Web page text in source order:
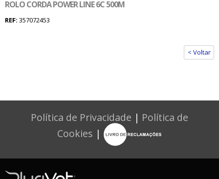
ROLO CORDA POWER LINE 6C 500M
REF: 357072453
< Voltar
Política de Privacidade | Política de
Cookies |